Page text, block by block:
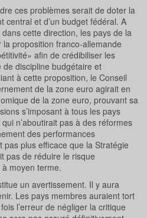
ces problèmes serait de doter la
central et d’un budget fédéral. A
cette direction, les pays de la
proposition franco-allemande
afin de crédibiliser les
discipline budgétaire et
à cette proposition, le Conseil
de la zone euro agirait en
de la zone euro, prouvant sa
s’imposant à tous les pays
n’aboutirait pas à des réformes
des performances
plus efficace que la Stratégie
pas de réduire le risque
moyen terme.
un avertissement. Il y aura
Les pays membres auraient tort
l’erreur de négliger la critique